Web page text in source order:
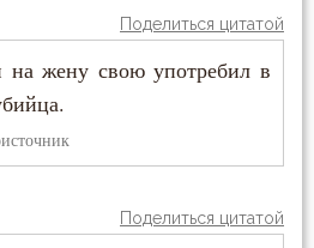
(Плиханков)
Поделиться цитатой
на жену свою употребил в
Поделиться цитатой